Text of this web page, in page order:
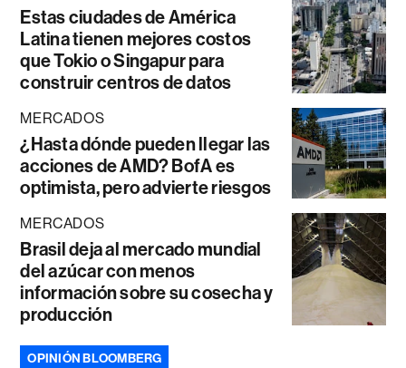
Estas ciudades de América
Latina tienen mejores costos
que Tokio o Singapur para
construir centros de datos
MERCADOS
¿Hasta dónde pueden llegar las
acciones de AMD? BofA es
optimista, pero advierte riesgos
MERCADOS
Brasil deja al mercado mundial
del azúcar con menos
información sobre su cosecha y
producción
OPINIÓN BLOOMBERG